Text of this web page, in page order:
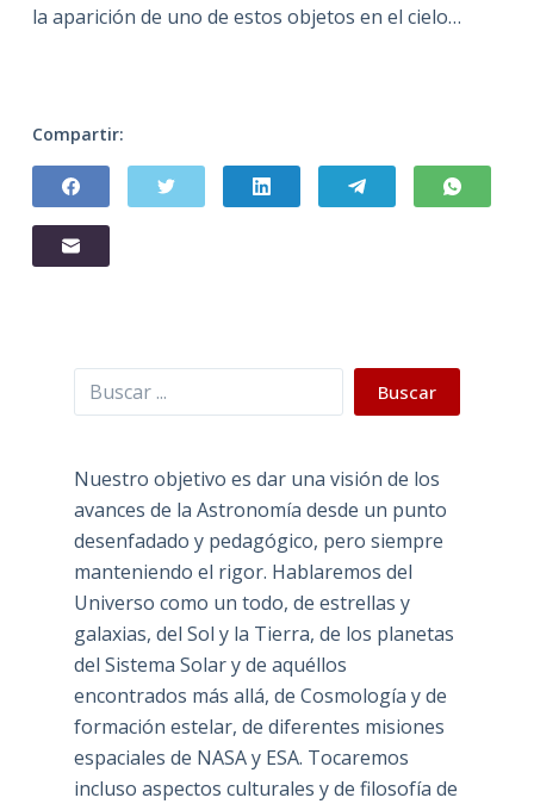
la aparición de uno de estos objetos en el cielo…
Compartir:
Buscar Buscar
Nuestro objetivo es dar una visión de los
avances de la Astronomía desde un punto
desenfadado y pedagógico, pero siempre
manteniendo el rigor. Hablaremos del
Universo como un todo, de estrellas y
galaxias, del Sol y la Tierra, de los planetas
del Sistema Solar y de aquéllos
encontrados más allá, de Cosmología y de
formación estelar, de diferentes misiones
espaciales de NASA y ESA. Tocaremos
incluso aspectos culturales y de filosofía de